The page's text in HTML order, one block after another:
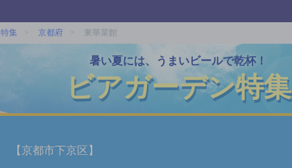
集 京都府 東華菜館
暑い夏には、うまいビールで乾杯！
ビアガーデン特集
【京都市下京区】